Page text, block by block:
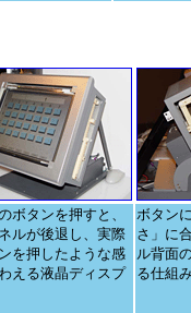
ボタンを押すと、
ルが後退し、実際
を押したような感
える液晶ディスプ
ボタン
さ」に
ル背面
る仕組